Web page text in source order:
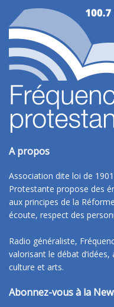
A propos
Association dite loi de
Protestante propose des
aux principes de la
écoute, respect des
Radio généraliste,
valorisant le débat
culture et arts.
Abonnez-vous à la